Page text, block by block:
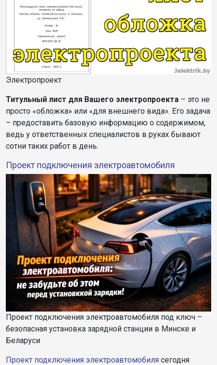
Электропроект
Титульный лист для Вашего электропроекта – это не
просто «обложка» или «для внешнего вида». Его задача
– предоставить базовую информацию о содержимом,
ведь у ответственных специалистов в руках бывают
сотни таких работ в день.
Проект подключения электроавтомобиля
Проект подключения электроавтомобиля под ключ –
безопасная установка зарядной станции в Минске и
Беларуси
Проект подключения электроавтомобиля сегодня